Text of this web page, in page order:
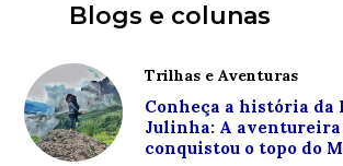
Blogs e colunas
Trilhas e Aventuras
Conheça a história da
Julinha: A aventureira
conquistou o topo do